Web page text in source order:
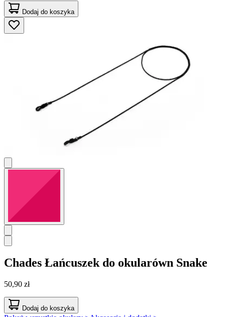
Dodaj do koszyka
Chades Łańcuszek do okularówn Snake
50,90 zł
Dodaj do koszyka